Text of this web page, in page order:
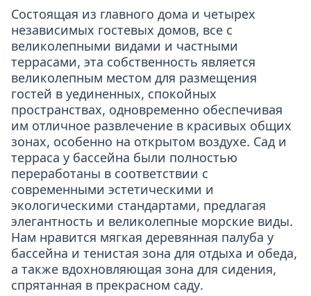
Состоящая из главного дома и четырех
независимых гостевых домов, все с
великолепными видами и частными
террасами, эта собственность является
великолепным местом для размещения
гостей в уединенных, спокойных
пространствах, одновременно обеспечивая
им отличное развлечение в красивых общих
зонах, особенно на открытом воздухе. Сад и
терраса у бассейна были полностью
переработаны в соответствии с
современными эстетическими и
экологическими стандартами, предлагая
элегантность и великолепные морские виды.
Нам нравится мягкая деревянная палуба у
бассейна и тенистая зона для отдыха и обеда,
а также вдохновляющая зона для сидения,
спрятанная в прекрасном саду.